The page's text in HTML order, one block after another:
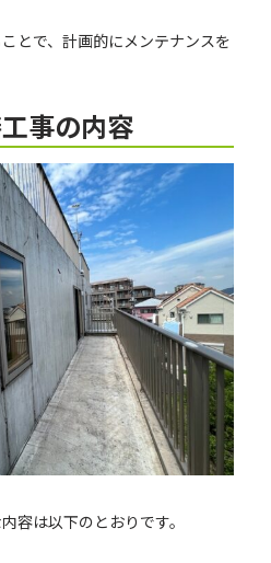
とで、計画的にメンテナンスを
事の内容
容は以下のとおりです。